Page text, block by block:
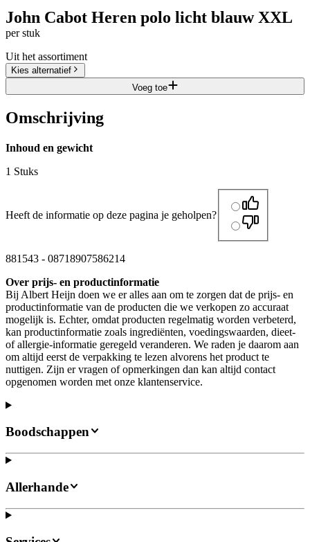
John Cabot Heren polo licht blauw XXL
per stuk
Uit het assortiment
Kies alternatief
Voeg toe
Omschrijving
Inhoud en gewicht
1 Stuks
Heeft de informatie op deze pagina je geholpen?
881543 - 08718907586214
Over prijs- en productinformatie
Bij Albert Heijn doen we er alles aan om te zorgen dat de prijs- en
productinformatie van de producten die we verkopen zo accuraat
mogelijk is. Echter, omdat producten regelmatig worden verbeterd,
kan productinformatie zoals ingrediënten, voedingswaarden, dieet-
of allergie-informatie geregeld veranderen. We raden je daarom aan
om altijd eerst de verpakking te lezen alvorens het product te
nuttigen. Zijn er vragen of opmerkingen dan kan altijd contact
opgenomen worden met onze klantenservice.
Boodschappen
Allerhande